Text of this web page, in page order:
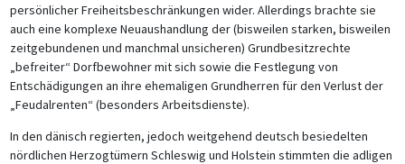
persönlicher Freiheitsbeschränkungen wider. Allerdings brachte sie
auch eine komplexe Neuaushandlung der (bisweilen starken, bisweilen
zeitgebundenen und manchmal unsicheren) Grundbesitzrechte
„befreiter“ Dorfbewohner mit sich sowie die Festlegung von
Entschädigungen an ihre ehemaligen Grundherren für den Verlust der
„Feudalrenten“ (besonders Arbeitsdienste).
In den dänisch regierten, jedoch weitgehend deutsch besiedelten
nördlichen Herzogtümern Schleswig und Holstein stimmten die adligen